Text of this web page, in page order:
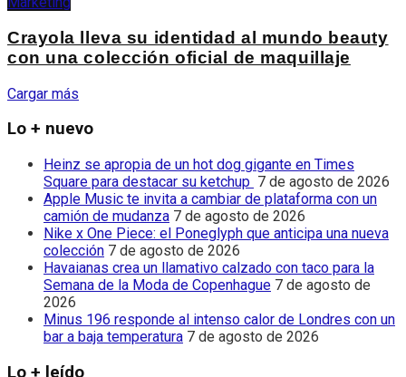
Crayola lleva su identidad al mundo beauty
con una colección oficial de maquillaje
Cargar más
Lo + nuevo
Heinz se apropia de un hot dog gigante en Times
Square para destacar su ketchup 7 de agosto de 2026
Apple Music te invita a cambiar de plataforma con un
camión de mudanza 7 de agosto de 2026
Nike x One Piece: el Poneglyph que anticipa una nueva
colección 7 de agosto de 2026
Havaianas crea un llamativo calzado con taco para la
Semana de la Moda de Copenhague 7 de agosto de
2026
Minus 196 responde al intenso calor de Londres con un
bar a baja temperatura 7 de agosto de 2026
Lo + leído